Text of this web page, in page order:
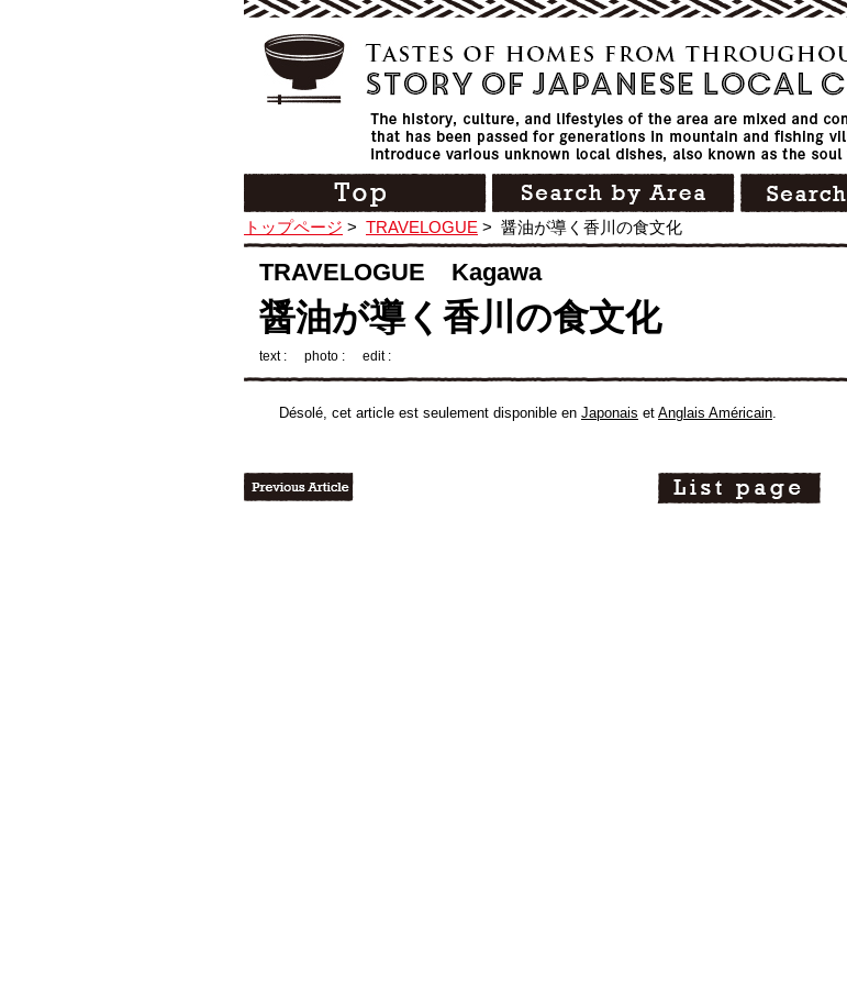
トップページ > TRAVELOGUE > 醤油が導く香川の食文化
TRAVELOGUE Kagawa
醤油が導く香川の食文化
text : photo : edit :
Désolé, cet article est seulement disponible en Japonais et Anglais Américain.